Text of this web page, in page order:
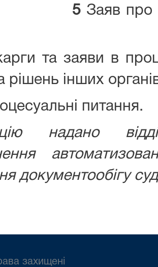
5Заяв про
та заяви в
рішень інших
питання.
надано
документообігу
захищені